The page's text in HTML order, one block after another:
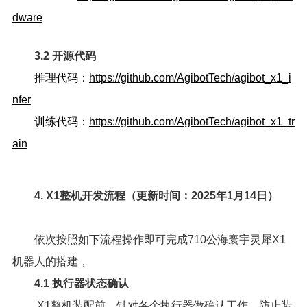
dware
3.2 开源代码
推理代码： https://github.com/AgibotTech/agibot_x1_i
nfer
训练代码： https://github.com/AgibotTech/agibot_x1_tr
ain
4. X1整机开发流程（更新时间：2025年1月14日）
依次按照如下流程操作即可完成710公海寰宇灵犀X1
机器人的搭建，
4.1 执行器状态确认